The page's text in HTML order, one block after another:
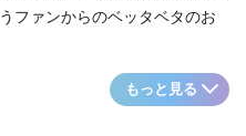
ファンからのベッタベタのお
もっと見る